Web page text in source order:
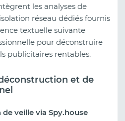
les analyses de
réseau dédiés fournis
textuelle suivante
pour déconstruire
publicitaires rentables.
et de
de veille via Spy.house